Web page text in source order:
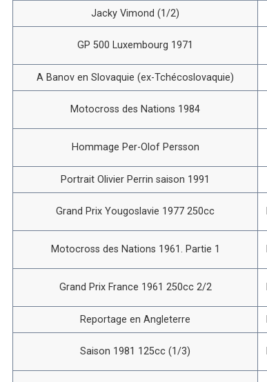
Jacky Vimond (1/2)
GP 500 Luxembourg 1971
A Banov en Slovaquie (ex-Tchécoslovaquie)
Motocross des Nations 1984
Hommage Per-Olof Persson
Portrait Olivier Perrin saison 1991
Grand Prix Yougoslavie 1977 250cc
Motocross des Nations 1961. Partie 1
Grand Prix France 1961 250cc 2/2
Reportage en Angleterre
Saison 1981 125cc (1/3)